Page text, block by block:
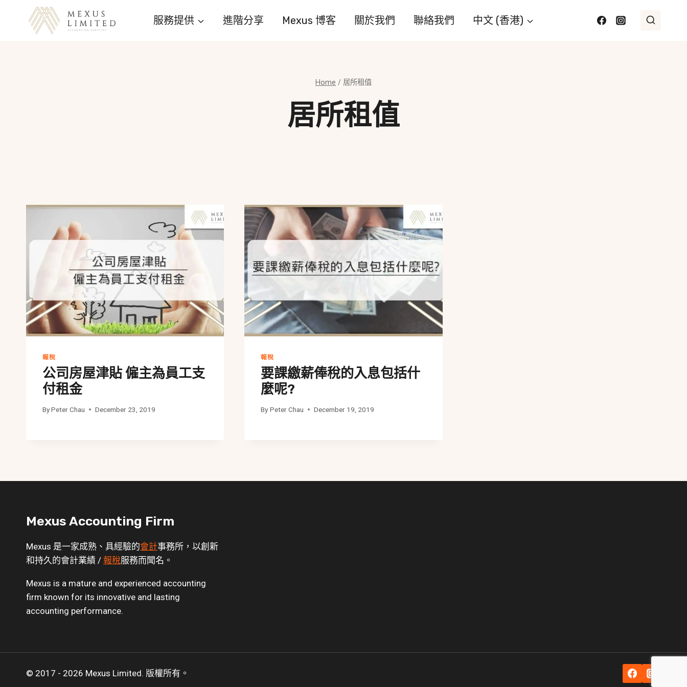
服務提供 進階分享 Mexus 博客 關於我們 聯絡我們 中文 (香港)
Home / 居所租值
居所租值
報稅
公司房屋津貼 僱主為員工支
付租金
ByPeter Chau December 23, 2019
報稅
要課繳薪俸稅的入息包括什
麼呢?
By Peter Chau December 19, 2019
Mexus Accounting Firm
Mexus 是一家成熟、具經驗的會計事務所，以創新
和持久的會計業績 / 報稅服務而聞名。
Mexus is a mature and experienced accounting
firm known for its innovative and lasting
accounting performance.
© 2017 - 2026 Mexus Limited. 版權所有。